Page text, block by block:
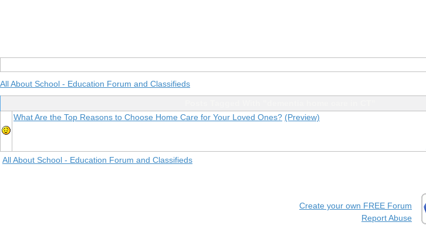
All About School - Education Forum and Classifieds
What Are the Top Reasons to Choose Home Care for Your Loved Ones? (Preview)
All About School - Education Forum and Classifieds
Create your own FREE Forum
Report Abuse